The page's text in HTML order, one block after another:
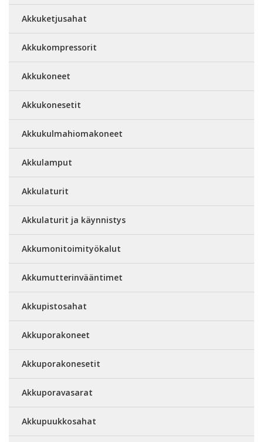
Akkuketjusahat
Akkukompressorit
Akkukoneet
Akkukonesetit
Akkukulmahiomakoneet
Akkulamput
Akkulaturit
Akkulaturit ja käynnistys
Akkumonitoimityökalut
Akkumutterinvääntimet
Akkupistosahat
Akkuporakoneet
Akkuporakonesetit
Akkuporavasarat
Akkupuukkosahat